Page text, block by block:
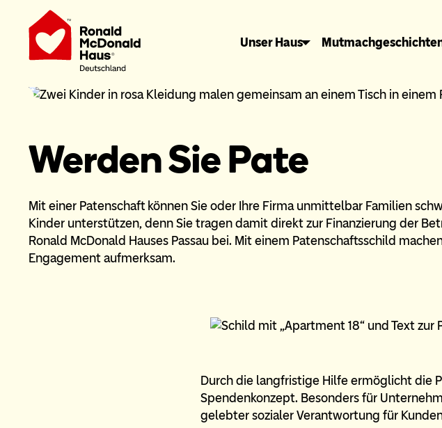
Unser Haus
Werden Sie Pate
Mit einer Patenschaft können Sie oder Ihre Firma unmittelbar Familien
Kinder unterstützen, denn Sie tragen damit direkt zur Finanzierung der
Ronald McDonald Hauses Passau bei. Mit einem Patenschaftsschild
Engagement aufmerksam.
Durch die langfristige Hilfe ermöglicht die
Spendenkonzept. Besonders für
gelebter sozialer Verantwortung für